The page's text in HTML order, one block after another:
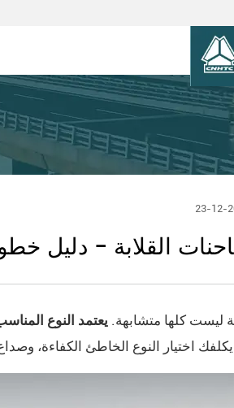
القلابة - دليل
ليست كلها متشابهة. يعتمد النوع
اختيار النوع الخاطئ الكفاءة،